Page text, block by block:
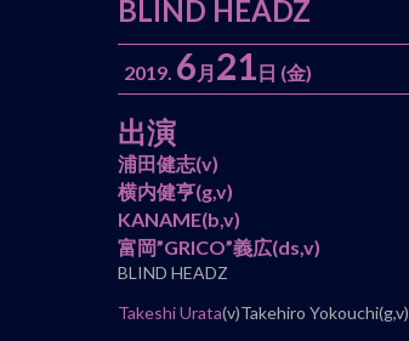
BLIND HEADZ
2019. 6 月 21 日 (金)
イ
ベ
ン
ト
ナ
ビ
ゲ
出演
浦田健志(v)
横内健亨(g,v)
KANAME(b,v)
富岡”GRICO”義広(ds,v)
BLIND HEADZ
Takeshi Urata(v)Takehiro Yokouchi(g,v)